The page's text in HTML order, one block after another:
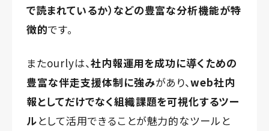
で読まれているか）などの豊富な分析機能が特
徴的です。
またourlyは、社内報運用を成功に導くための
豊富な伴走支援体制に強みがあり、web社内
報としてだけでなく組織課題を可視化するツー
ルとして活用できることが魅力的なツールと